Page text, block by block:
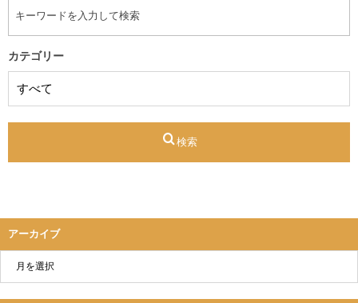
カテゴリー
検索
アーカイブ